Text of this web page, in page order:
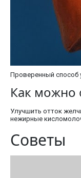
Проверенный способ
Как можно
Улучшить отток
нежирные
Советы